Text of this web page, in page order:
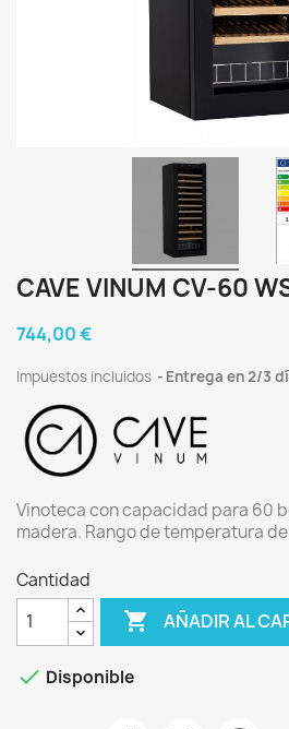
CAVE VINUM CV-60
744,00 €
Impuestos incluidos Entrega en 2/3
Vinoteca con capacidad para 60
madera. Rango de temperatura
Cantidad
 AÑADIR AL
 Disponible